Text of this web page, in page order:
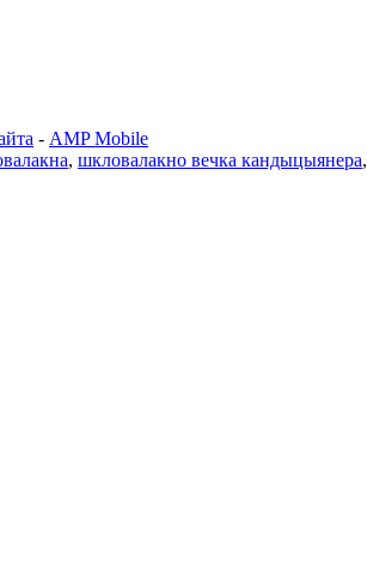
- AMP Mobile
, шкловалакно вечка кандыцыянера,